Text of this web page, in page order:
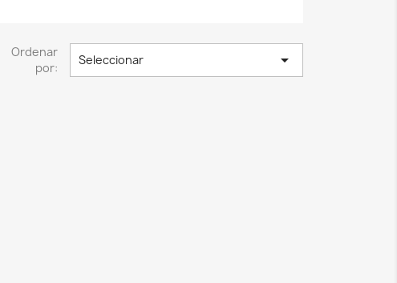
Ordenar
por:
Seleccionar 